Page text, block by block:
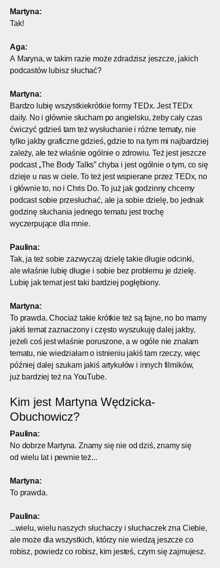
Martyna:
Tak!
Aga:
A Maryna, w takim razie może zdradzisz jeszcze, jakich
podcastów lubisz słuchać?
Martyna:
Bardzo lubię wszystkiekrótkie formy TEDx. Jest TEDx
daily. No i głównie słucham po angielsku, żeby cały czas
ćwiczyć gdzieś tam też wysłuchanie i różne tematy, nie
tylko jakby graficzne gdzieś, gdzie to na tym mi najbardziej
zależy, ale też właśnie ogólnie o zdrowiu. Też jest jeszcze
podcast „The Body Talks” chyba i jest ogólnie o tym, co się
dzieje u nas w ciele. To też jest wspierane przez TEDx, no
i głównie to, no i Chris Do. To już jak godzinny chcemy
podcast sobie przesłuchać, ale ja sobie dzielę, bo jednak
godzinę słuchania jednego tematu jest trochę
wyczerpujące dla mnie.
Paulina:
Tak, ja też sobie zazwyczaj dzielę takie długie odcinki,
ale właśnie lubię długie i sobie bez problemu je dzielę.
Lubię jak temat jest taki bardziej pogłębiony.
Martyna:
To prawda. Chociaż takie krótkie też są fajne, no bo mamy
jakiś temat zaznaczony i często wyszukuję dalej jakby,
jeżeli coś jest właśnie poruszone, a w ogóle nie znałam
tematu, nie wiedziałam o istnieniu jakiś tam rzeczy, więc
później dalej szukam jakiś artykułów i innych filmików,
już bardziej też na YouTube.
Kim jest Martyna Wędzicka-
Obuchowicz?
Paulina:
No dobrze Martyna. Znamy się nie od dziś, znamy się
od wielu lat i pewnie też...
Martyna:
To prawda.
Paulina:
...wielu, wielu naszych słuchaczy i słuchaczek zna Ciebie,
ale może dla wszystkich, którzy nie wiedzą jeszcze co
robisz, powiedz co robisz, kim jesteś, czym się zajmujesz.